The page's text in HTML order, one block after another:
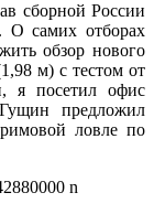
сборной России
О самих отборах
обзор нового
м) с тестом от
я посетил офис
предложил
ловле по